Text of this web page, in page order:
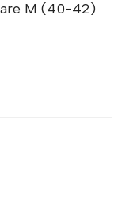
M (40-42)